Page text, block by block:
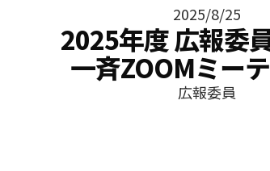
2025/8/25
2025年度 広報委
一斉ZOOMミー
広報委員